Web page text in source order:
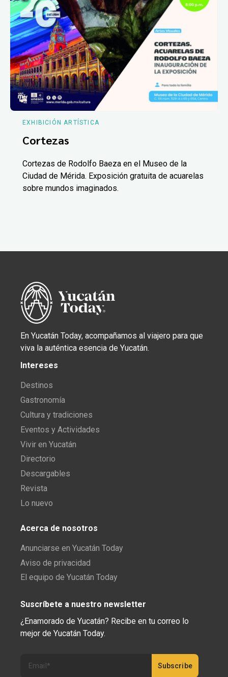
EXHIBICIÓN ARTÍSTICA
Cortezas
Cortezas de Rodolfo Baeza en el Museo de la
Ciudad de Mérida. Exposición gratuita de acuarelas
sobre mundos imaginados.
En Yucatán Today, acompañamos al viajero para que
viva la auténtica esencia de Yucatán.
Intereses
Destinos
Gastronomía
Cultura y tradiciones
Eventos y Actividades
Vivir en Yucatán
Directorio
Descargables
Revista
Lo nuevo
Acerca de nosotros
Anunciarse en Yucatán Today
Aviso de privacidad
El equipo de Yucatán Today
Suscríbete a nuestro newsletter
¿Enamorado de Yucatán? Recibe en tu correo lo
mejor de Yucatán Today.